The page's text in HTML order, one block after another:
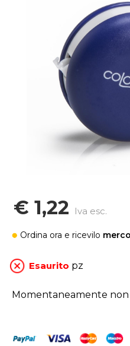
€ 1,22 Iva esc.
Ordina ora e ricevilo
Esaurito pz
Momentaneamente